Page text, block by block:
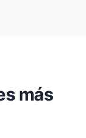
más